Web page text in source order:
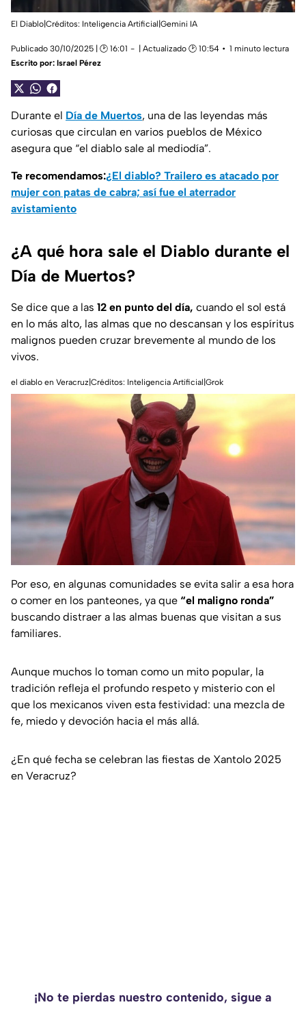
El Diablo|Créditos: Inteligencia Artificial|Gemini IA
Publicado 30/10/2025 | 🕑 16:01 | Actualizado 🕑 10:54
1 minuto lectura
Escrito por: Israel Pérez
Durante el Día de Muertos, una de las leyendas más
curiosas que circulan en varios pueblos de México
asegura que “el diablo sale al mediodía”.
Te recomendamos:¿El diablo? Trailero es atacado por
mujer con patas de cabra; así fue el aterrador
avistamiento
¿A qué hora sale el Diablo durante el
Día de Muertos?
Se dice que a las 12 en punto del día, cuando el sol está
en lo más alto, las almas que no descansan y los espíritus
malignos pueden cruzar brevemente al mundo de los
vivos.
el diablo en Veracruz|Créditos: Inteligencia Artificial|Grok
Por eso, en algunas comunidades se evita salir a esa hora
o comer en los panteones, ya que “el maligno ronda”
buscando distraer a las almas buenas que visitan a sus
familiares.
Aunque muchos lo toman como un mito popular, la
tradición refleja el profundo respeto y misterio con el
que los mexicanos viven esta festividad: una mezcla de
fe, miedo y devoción hacia el más allá.
¿En qué fecha se celebran las fiestas de Xantolo 2025
en Veracruz?
¡No te pierdas nuestro contenido, sigue a